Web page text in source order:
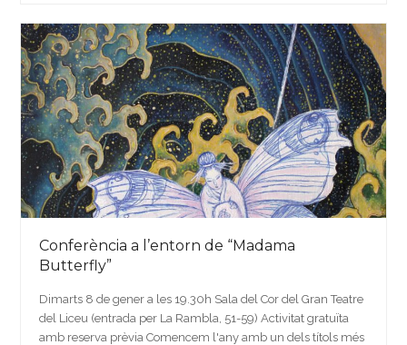
Conferència a l’entorn de “Madama
Butterfly”
Dimarts 8 de gener a les 19.30h Sala del Cor del Gran Teatre
del Liceu (entrada per La Rambla, 51-59) Activitat gratuïta
amb reserva prèvia Comencem l'any amb un dels títols més